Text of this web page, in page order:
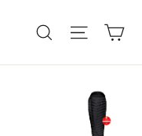
Suche